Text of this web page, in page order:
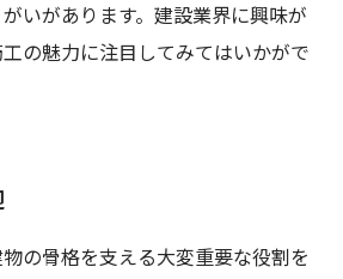
いがあります。建設業界に興味が
の魅力に注目してみてはいかがで
の骨格を支える大変重要な役割を